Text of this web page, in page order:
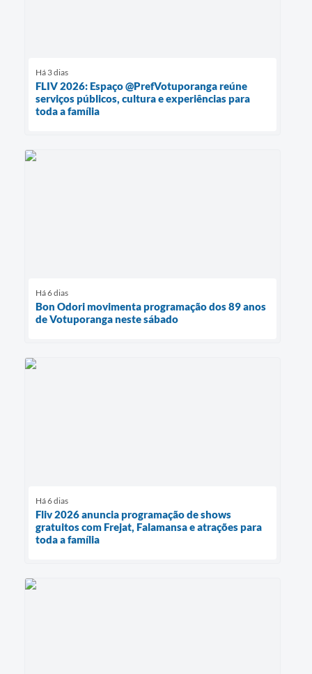
Há 3 dias
FLIV 2026: Espaço @PrefVotuporanga reúne
serviços públicos, cultura e experiências para
toda a família
Há 6 dias
Bon Odori movimenta programação dos 89 anos
de Votuporanga neste sábado
Há 6 dias
Fliv 2026 anuncia programação de shows
gratuitos com Frejat, Falamansa e atrações para
toda a família